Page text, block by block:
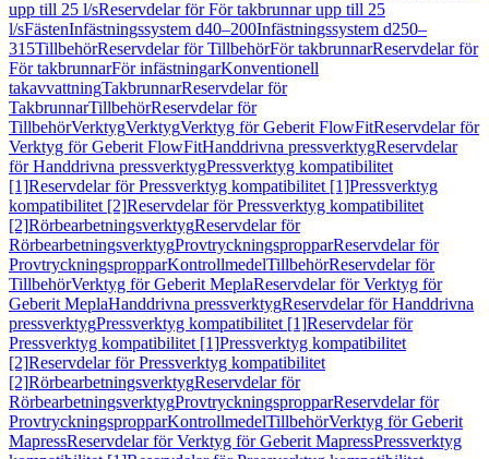
upp till 25 l/sReservdelar för För takbrunnar upp till 25
l/sFästenInfästningssystem d40–200Infästningssystem d250–
315TillbehörReservdelar för TillbehörFör takbrunnarReservdelar för
För takbrunnarFör infästningarKonventionell
takavvattningTakbrunnarReservdelar för
TakbrunnarTillbehörReservdelar för
TillbehörVerktygVerktygVerktyg för Geberit FlowFitReservdelar för
Verktyg för Geberit FlowFitHanddrivna pressverktygReservdelar
för Handdrivna pressverktygPressverktyg kompatibilitet
[1]Reservdelar för Pressverktyg kompatibilitet [1]Pressverktyg
kompatibilitet [2]Reservdelar för Pressverktyg kompatibilitet
[2]RörbearbetningsverktygReservdelar för
RörbearbetningsverktygProvtryckningspropparReservdelar för
ProvtryckningspropparKontrollmedelTillbehörReservdelar för
TillbehörVerktyg för Geberit MeplaReservdelar för Verktyg för
Geberit MeplaHanddrivna pressverktygReservdelar för Handdrivna
pressverktygPressverktyg kompatibilitet [1]Reservdelar för
Pressverktyg kompatibilitet [1]Pressverktyg kompatibilitet
[2]Reservdelar för Pressverktyg kompatibilitet
[2]RörbearbetningsverktygReservdelar för
RörbearbetningsverktygProvtryckningspropparReservdelar för
ProvtryckningspropparKontrollmedelTillbehörVerktyg för Geberit
MapressReservdelar för Verktyg för Geberit MapressPressverktyg